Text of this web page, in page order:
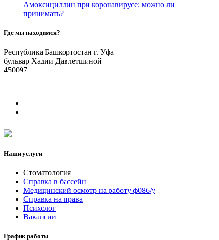
Амоксициллин при коронавирусе: можно ли
принимать?
Где мы находимся?
Республика Башкортостан г. Уфа
бульвар Хадии Давлетшиной
450097
Наши услуги
Стоматология
Справка в бассейн
Медицинский осмотр на работу ф086/у
Справка на права
Психолог
Вакансии
График работы